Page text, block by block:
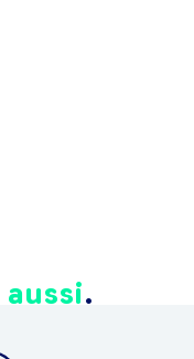
aussi.